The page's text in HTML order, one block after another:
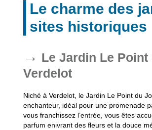
Le charme des
sites historiques
Le Jardin Le Point
Verdelot
Niché à Verdelot, le Jardin Le Point du
enchanteur, idéal pour une promenade
vous franchissez l’entrée, vous êtes
parfum enivrant des fleurs et la douce